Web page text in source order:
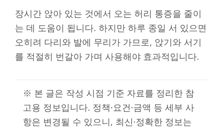
장시간 앉아 있는 것에서 오는 허리 통증을 줄이
는 데 도움이 됩니다. 하지만 하루 종일 서 있으면
오히려 다리와 발에 무리가 가므로, 앉기와 서기
를 적절히 번갈아 가며 사용해야 효과적입니다.
※ 본 글은 작성 시점 기준 자료를 정리한 참
고용 정보입니다. 정책·요건·금액 등 세부 사
항은 변경될 수 있으니, 최신·정확한 정보는